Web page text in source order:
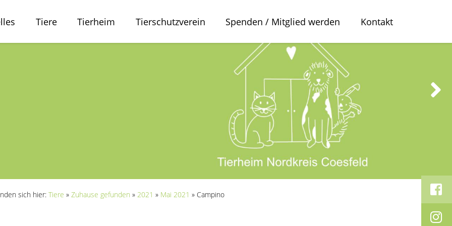
Tiere Tierheim Tierschutzverein Spenden / Mitglied werden Kontakt
sich hier: Tiere » Zuhause gefunden » 2021 » Mai 2021 » Campino